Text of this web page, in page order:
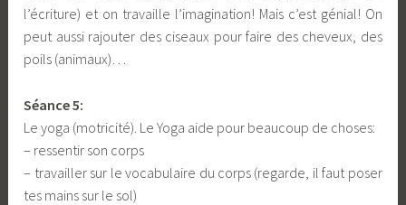
l’écriture) et on travaille l’imagination! Mais c’est génial! On
peut aussi rajouter des ciseaux pour faire des cheveux, des
poils (animaux)…
Séance 5:
Le yoga (motricité). Le Yoga aide pour beaucoup de choses:
– ressentir son corps
– travailler sur le vocabulaire du corps (regarde, il faut poser
tes mains sur le sol)